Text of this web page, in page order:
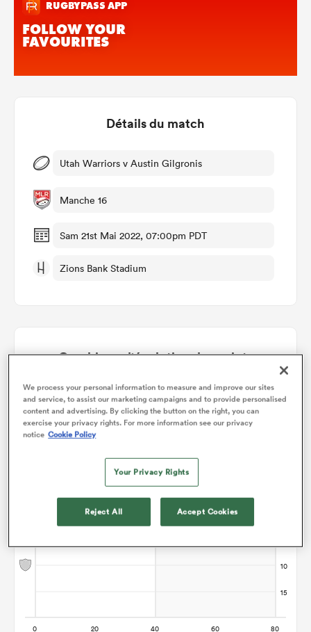
Détails du match
Utah Warriors v Austin Gilgronis
Manche 16
Sam 21st Mai 2022, 07:00pm PDT
Zions Bank Stadium
Graphique d'évolution des points
Utah Warriors gagne +14
We process your personal information to measure and improve our sites
and service, to assist our marketing campaigns and to provide personalised
content and advertising. By clicking the button on the right, you can
exercise your privacy rights. For more information see our privacy
notice Cookie Policy
Your Privacy Rights
Reject All Accept Cookies